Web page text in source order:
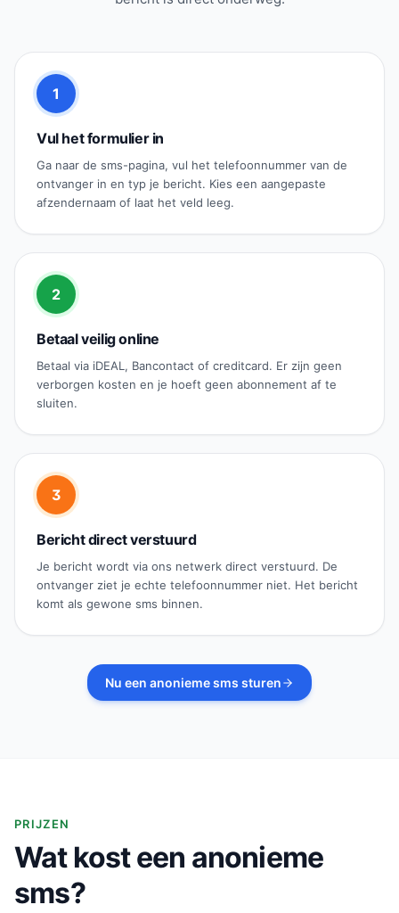
1
Vul het formulier in
Ga naar de sms-pagina, vul het telefoonnummer van de
ontvanger in en typ je bericht. Kies een aangepaste
afzendernaam of laat het veld leeg.
2
Betaal veilig online
Betaal via iDEAL, Bancontact of creditcard. Er zijn geen
verborgen kosten en je hoeft geen abonnement af te
sluiten.
3
Bericht direct verstuurd
Je bericht wordt via ons netwerk direct verstuurd. De
ontvanger ziet je echte telefoonnummer niet. Het bericht
komt als gewone sms binnen.
Nu een anonieme sms sturen
PRIJZEN
Wat kost een anonieme
sms?